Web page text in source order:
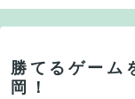
勝てるゲーム
岡！